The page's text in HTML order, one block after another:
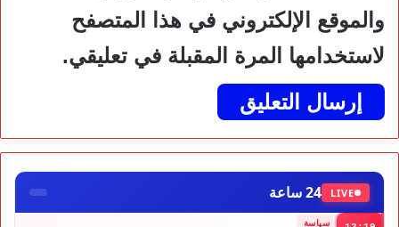
والموقع الإلكتروني في هذا المتصفح
لاستخدامها المرة المقبلة في تعليقي.
LIVE 24 ساعة
سياسة